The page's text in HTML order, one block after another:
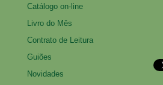
Catálogo on-line
Livro do Mês
Contrato de Leitura
Guiões
Novidades